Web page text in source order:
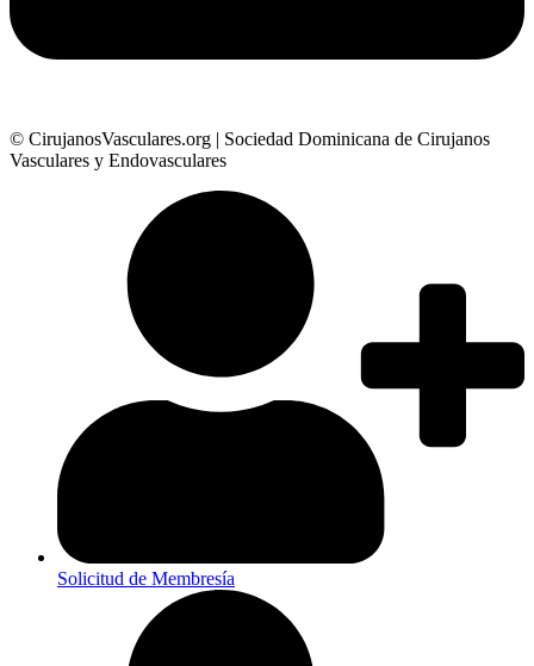
© CirujanosVasculares.org | Sociedad Dominicana de Cirujanos
Vasculares y Endovasculares
Solicitud de Membresía